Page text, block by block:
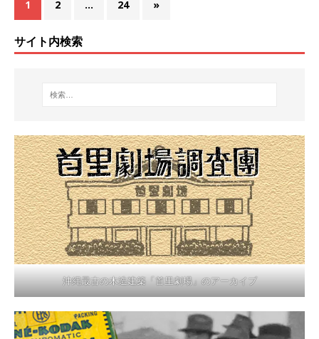
1 2 … 24 »
サイト内検索
沖縄最古の木造建築「首里劇場」のアーカイブ